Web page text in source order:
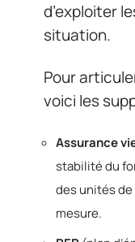
d’exploiter
situation.
Pour
voici les
Assurance
stabilité du
des unités
mesure.